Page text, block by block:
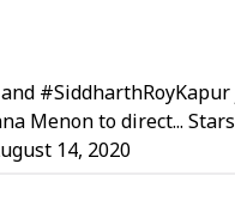
and #SiddharthRoyKapur
Menon to direct... Stars
14, 2020